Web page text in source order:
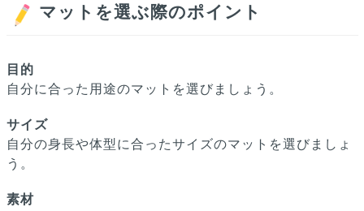
マットを選ぶ際のポイント
目的
自分に合った用途のマットを選びましょう。
サイズ
自分の身長や体型に合ったサイズのマットを選びましょ
う。
素材